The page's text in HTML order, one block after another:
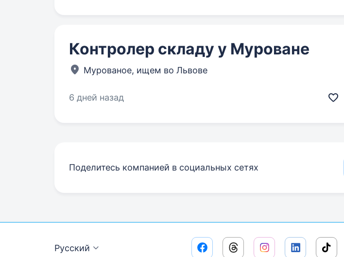
Контролер складу у Муроване
Мурованое, ищем во Львове
6 дней назад
Поделитесь компанией в социальных сетях
Русский